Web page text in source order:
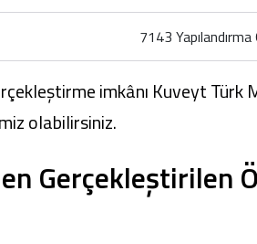
7143
imkânı Kuveyt Türk
olabilirsiniz.
Gerçekleştirilen